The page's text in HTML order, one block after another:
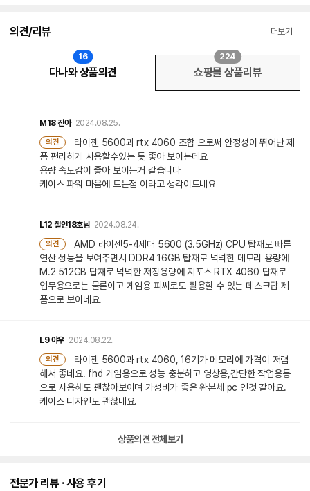
의견/리뷰 더보기
다나와 상품의견
16
쇼핑몰 상품리뷰
224
M18진아 2024.08.25.
의견
라이젠 5600과 rtx 4060 조합 으로써 안정성이 뛰어난 제
품 편리하게 사용할수있는 듯 좋아 보이는데요
용량 속도감이 좋아 보이는거 같습니다
케이스 파워 마음에 드는점 이라고 생각이드네요
L12 철인18호님 2024.08.24.
의견
AMD 라이젠5-4세대 5600 (3.5GHz) CPU 탑재로 빠른
연산 성능을 보여주면서 DDR4 16GB 탑재로 넉넉한 메모리 용량에
M.2 512GB 탑재로 넉넉한 저장용량에 지포스 RTX 4060 탑재로
업무용으로는 물론이고 게임용 피씨로도 활용할 수 있는 데스크탑 제
품으로 보이네요.
L9 야우 2024.08.22.
의견
라이젠 5600과 rtx 4060, 16기가 메모리에 가격이 저렴
해서 좋네요. fhd 게임용으로 성능 충분하고 영상용,간단한 작업용등
으로 사용해도 괜찮아보이며 가성비가 좋은 완본체 pc 인것 같아요.
케이스 디자인도 괜찮네요.
상품의견 전체보기
전문가 리뷰 · 사용 후기